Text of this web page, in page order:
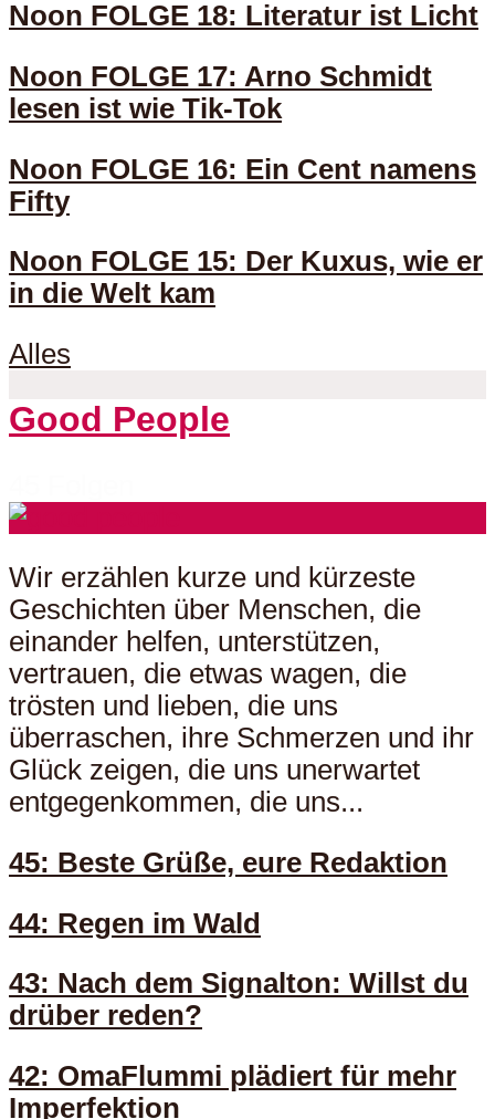
Noon FOLGE 18: Literatur ist Licht
Noon FOLGE 17: Arno Schmidt
lesen ist wie Tik-Tok
Noon FOLGE 16: Ein Cent namens
Fifty
Noon FOLGE 15: Der Kuxus, wie er
in die Welt kam
Alles
Good People
Wir erzählen kurze und kürzeste
Geschichten über Menschen, die
einander helfen, unterstützen,
vertrauen, die etwas wagen, die
trösten und lieben, die uns
überraschen, ihre Schmerzen und ihr
Glück zeigen, die uns unerwartet
entgegenkommen, die uns...
45: Beste Grüße, eure Redaktion
44: Regen im Wald
43: Nach dem Signalton: Willst du
drüber reden?
42: OmaFlummi plädiert für mehr
Imperfektion